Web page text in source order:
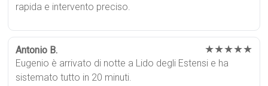
rapida e intervento preciso.
Antonio B. ★★★★★
Eugenio è arrivato di notte a Lido degli Estensi e ha
sistemato tutto in 20 minuti.